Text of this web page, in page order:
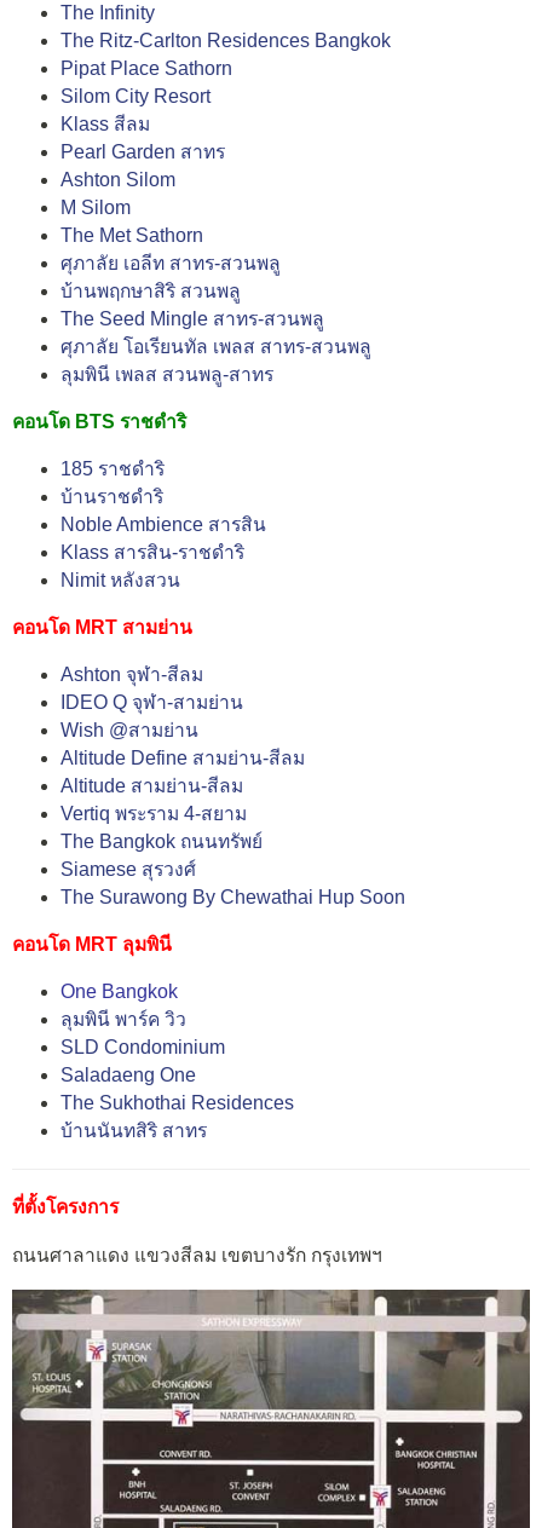
The Infinity
The Ritz-Carlton Residences Bangkok
Pipat Place Sathorn
Silom City Resort
Klass สีลม
Pearl Garden สาทร
Ashton Silom
M Silom
The Met Sathorn
ศุภาลัย เอลีท สาทร-สวนพลู
บ้านพฤกษาสิริ สวนพลู
The Seed Mingle สาทร-สวนพลู
ศุภาลัย โอเรียนทัล เพลส สาทร-สวนพลู
ลุมพินี เพลส สวนพลู-สาทร
คอนโด BTS ราชดำริ
185 ราชดำริ
บ้านราชดำริ
Noble Ambience สารสิน
Klass สารสิน-ราชดำริ
Nimit หลังสวน
คอนโด MRT สามย่าน
Ashton จุฬา-สีลม
IDEO Q จุฬา-สามย่าน
Wish @สามย่าน
Altitude Define สามย่าน-สีลม
Altitude สามย่าน-สีลม
Vertiq พระราม 4-สยาม
The Bangkok ถนนทรัพย์
Siamese สุรวงศ์
The Surawong By Chewathai Hup Soon
คอนโด MRT ลุมพินี
One Bangkok
ลุมพินี พาร์ค วิว
SLD Condominium
Saladaeng One
The Sukhothai Residences
บ้านนันทสิริ สาทร
ที่ตั้งโครงการ
ถนนศาลาแดง แขวงสีลม เขตบางรัก กรุงเทพฯ